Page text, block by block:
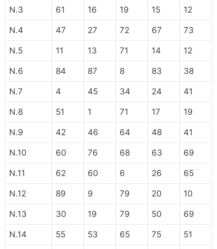
N.3 61 16 19 15 12
N.4 47 27 72 67 73
N.5 11 13 71 14 12
N.6 84 87 8 83 38
N.7 4 45 34 24 41
N.8 51 1 71 17 19
N.9 42 46 64 48 41
N.10 60 76 68 63 69
N.11 62 60 6 26 65
N.12 89 9 79 20 10
N.13 30 19 79 50 69
N.14 55 53 65 75 51